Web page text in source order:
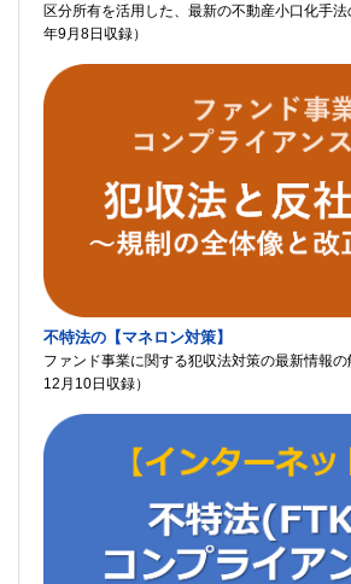
区分所有を活用した、最新の不動産小口化手
年9月8日収録）
不特法の【マネロン対策】
ファンド事業に関する犯収法対策の最新情報
12月10日収録）